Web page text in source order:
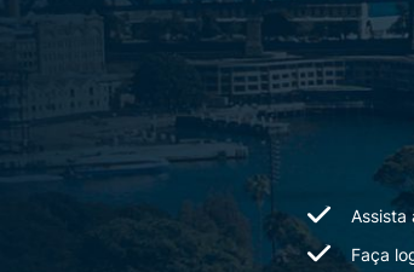
Assista
Faça